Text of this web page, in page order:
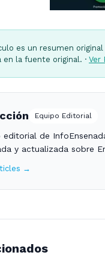
es un resumen
en la fuente original. · Ver
Equipo Editorial
editorial de
y actualizada sobre
→